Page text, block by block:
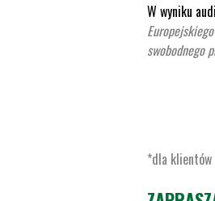
W wyniku
swobodnego
*dla klientów